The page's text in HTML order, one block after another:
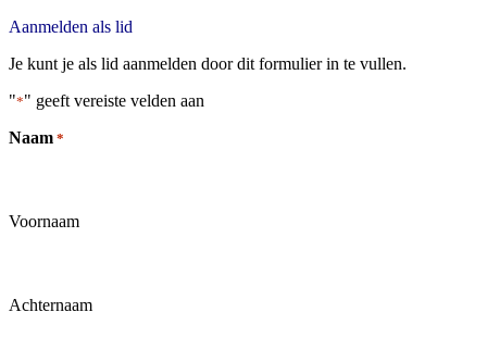
Tweede Wereldoorlog
Aanmelden als lid
Je kunt je als lid aanmelden door dit formulier in te vullen.
"*" geeft vereiste velden aan
Naam *
Voornaam
Achternaam